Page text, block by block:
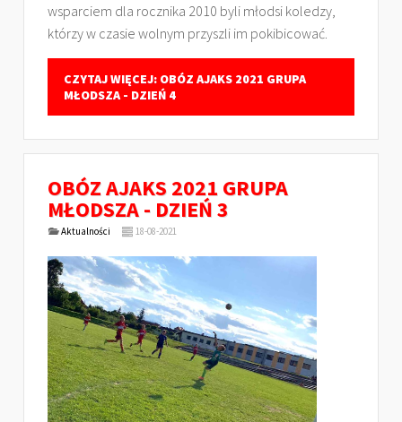
wsparciem dla rocznika 2010 byli młodsi koledzy,
którzy w czasie wolnym przyszli im pokibicować.
CZYTAJ WIĘCEJ: OBÓZ AJAKS 2021 GRUPA
MŁODSZA - DZIEŃ 4
OBÓZ AJAKS 2021 GRUPA
MŁODSZA - DZIEŃ 3
Aktualności 18-08-2021